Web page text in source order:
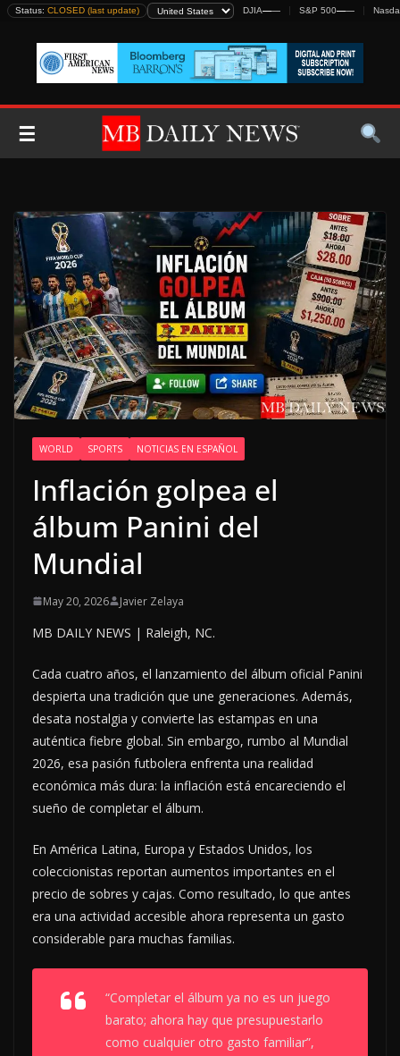
Skip
content
Status: CLOSED (last update) DJIA—— S&P 500——
☰
WORLD SPORTS NOTICIAS EN ESPAÑOL
Inflación golpea el
álbum Panini del
Mundial
May 20, 2026 Javier Zelaya
MB DAILY NEWS | Raleigh, NC.
Cada cuatro años, el lanzamiento del álbum oficial Panini
despierta una tradición que une generaciones. Además,
desata nostalgia y convierte las estampas en una
auténtica fiebre global. Sin embargo, rumbo al Mundial
2026, esa pasión futbolera enfrenta una realidad
económica más dura: la inflación está encareciendo el
sueño de completar el álbum.
En América Latina, Europa y Estados Unidos, los
coleccionistas reportan aumentos importantes en el
precio de sobres y cajas. Como resultado, lo que antes
era una actividad accesible ahora representa un gasto
considerable para muchas familias.
“Completar el álbum ya no es un juego
barato; ahora hay que presupuestarlo
como cualquier otro gasto familiar”,